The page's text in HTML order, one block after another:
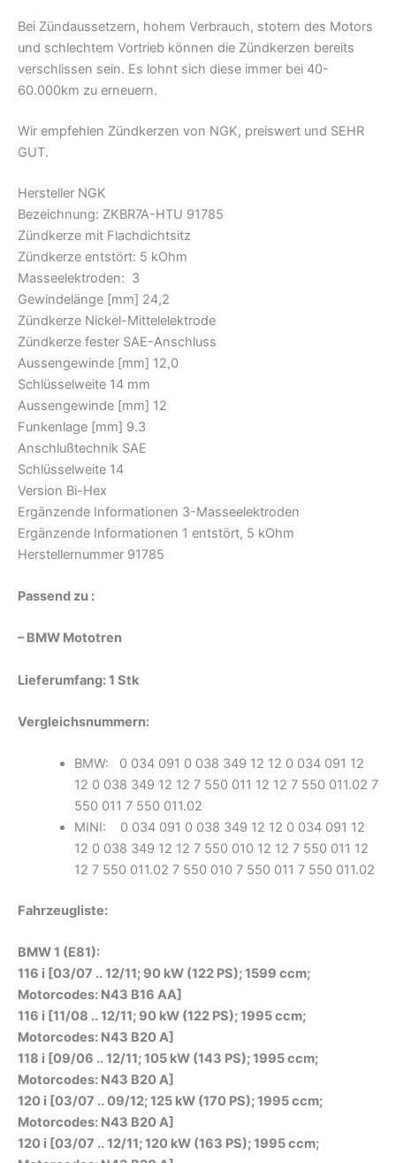
Bei Zündaussetzern, hohem Verbrauch, stotern des Motors
und schlechtem Vortrieb können die Zündkerzen bereits
verschlissen sein. Es lohnt sich diese immer bei 40-
60.000km zu erneuern.
Wir empfehlen Zündkerzen von NGK, preiswert und SEHR
GUT.
Hersteller NGK
Bezeichnung: ZKBR7A-HTU 91785
Zündkerze mit Flachdichtsitz
Zündkerze entstört: 5 kOhm
Masseelektroden: 3
Gewindelänge [mm] 24,2
Zündkerze Nickel-Mittelelektrode
Zündkerze fester SAE-Anschluss
Aussengewinde [mm] 12,0
Schlüsselweite 14 mm
Aussengewinde [mm] 12
Funkenlage [mm] 9.3
Anschlußtechnik SAE
Schlüsselweite 14
Version Bi-Hex
Ergänzende Informationen 3-Masseelektroden
Ergänzende Informationen 1 entstört, 5 kOhm
Herstellernummer 91785
Passend zu :
– BMW Mototren
Lieferumfang: 1 Stk
Vergleichsnummern:
BMW: 0 034 091 0 038 349 12 12 0 034 091 12
12 0 038 349 12 12 7 550 011 12 12 7 550 011.02 7
550 011 7 550 011.02
MINI: 0 034 091 0 038 349 12 12 0 034 091 12
12 0 038 349 12 12 7 550 010 12 12 7 550 011 12
12 7 550 011.02 7 550 010 7 550 011 7 550 011.02
Fahrzeugliste:
BMW 1 (E81):
116 i [03/07 .. 12/11; 90 kW (122 PS); 1599 ccm;
Motorcodes: N43 B16 AA]
116 i [11/08 .. 12/11; 90 kW (122 PS); 1995 ccm;
Motorcodes: N43 B20 A]
118 i [09/06 .. 12/11; 105 kW (143 PS); 1995 ccm;
Motorcodes: N43 B20 A]
120 i [03/07 .. 09/12; 125 kW (170 PS); 1995 ccm;
Motorcodes: N43 B20 A]
120 i [03/07 .. 12/11; 120 kW (163 PS); 1995 ccm;